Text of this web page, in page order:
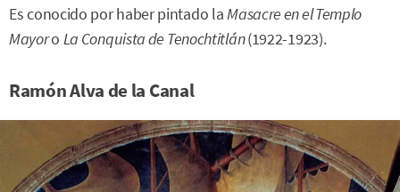
Es conocido por haber pintado laMasacre en el Templo
Mayoro La Conquista de Tenochtitlán(1922-1923).
Ramón Alva de la Canal